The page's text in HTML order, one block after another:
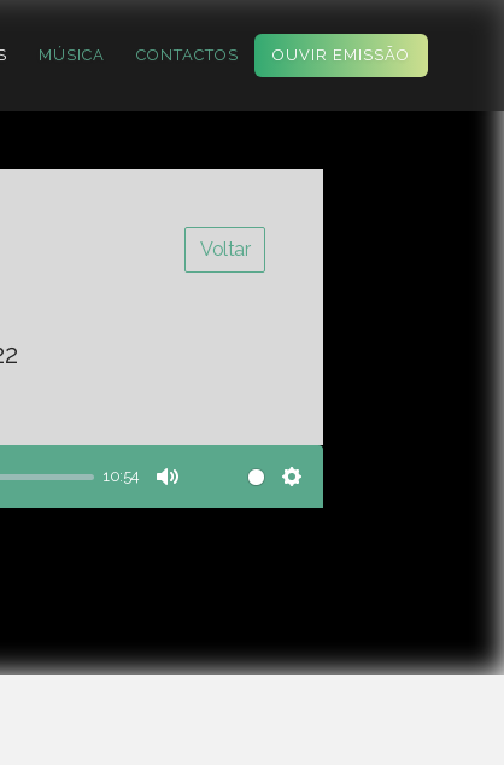
MÚSICA CONTACTOS OUVIR EMISSÃO
Voltar
10:54
Mute Settings